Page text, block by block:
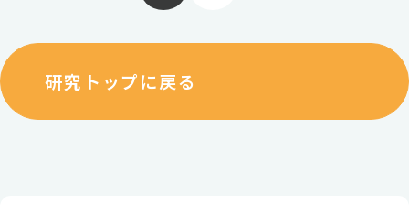
研究トップに戻る